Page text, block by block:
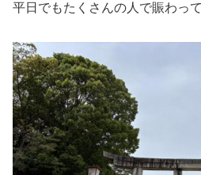
平日でもたくさんの人で賑わって